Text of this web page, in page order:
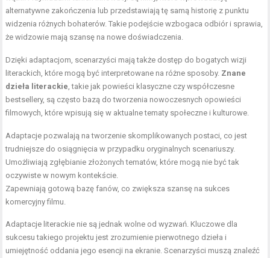
alternatywne zakończenia lub przedstawiają tę samą historię z punktu
widzenia różnych bohaterów. Takie podejście wzbogaca odbiór i sprawia,
że widzowie mają szansę na nowe doświadczenia.
Dzięki adaptacjom, scenarzyści mają także dostęp do bogatych wizji
literackich, które mogą być interpretowane na różne sposoby. Znane
dzieła literackie , takie jak powieści klasyczne czy współczesne
bestsellery, są często bazą do tworzenia nowoczesnych opowieści
filmowych, które wpisują się w aktualne tematy społeczne i kulturowe.
Adaptacje pozwalają na tworzenie skomplikowanych postaci, co jest
trudniejsze do osiągnięcia w przypadku oryginalnych scenariuszy.
Umożliwiają zgłębianie złożonych tematów, które mogą nie być tak
oczywiste w nowym kontekście.
Zapewniają gotową bazę fanów, co zwiększa szansę na sukces
komercyjny filmu.
Adaptacje literackie nie są jednak wolne od wyzwań. Kluczowe dla
sukcesu takiego projektu jest zrozumienie pierwotnego dzieła i
umiejętność oddania jego esencji na ekranie. Scenarzyści muszą znaleźć